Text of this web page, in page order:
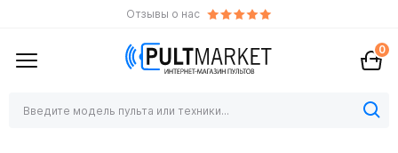
Отзывы о нас
0